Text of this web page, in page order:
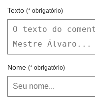
DIGITAL TIGER
DORAMILA
ELETROCITY
EMPÓRIO MAIA OUTLET
ESYES
Texto (* obrigatório)
Nome (* obrigatório)